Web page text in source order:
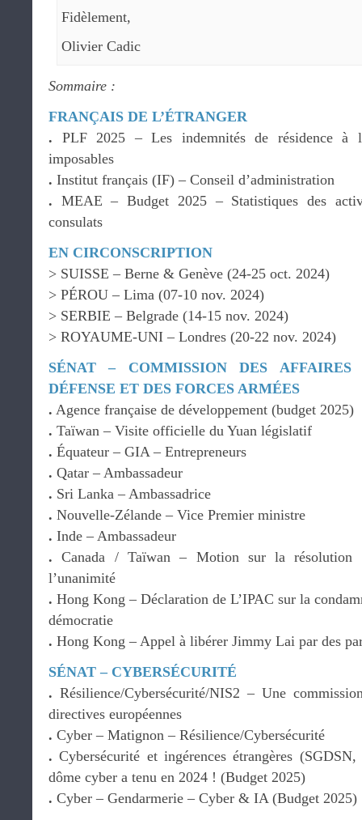
Fidèlement,
Olivier Cadic
Sommaire :
FRANÇAIS DE L’ÉTRANGER
. PLF 2025 – Les indemnités de résidence à
imposables
. Institut français (IF) – Conseil d’administration
. MEAE – Budget 2025 – Statistiques des
consulats
EN CIRCONSCRIPTION
> SUISSE – Berne & Genève (24-25 oct. 2024)
> PÉROU – Lima (07-10 nov. 2024)
> SERBIE – Belgrade (14-15 nov. 2024)
> ROYAUME-UNI – Londres (20-22 nov. 2024)
SÉNAT – COMMISSION DES
DÉFENSE ET DES FORCES ARMÉES
. Agence française de développement (budget 2025)
. Taïwan – Visite officielle du Yuan législatif
. Équateur – GIA – Entrepreneurs
. Qatar – Ambassadeur
. Sri Lanka – Ambassadrice
. Nouvelle-Zélande – Vice Premier ministre
. Inde – Ambassadeur
. Canada / Taïwan – Motion sur la résolution
l’unanimité
. Hong Kong – Déclaration de L’IPAC sur la
démocratie
. Hong Kong – Appel à libérer Jimmy Lai par des
SÉNAT – CYBERSÉCURITÉ
. Résilience/Cybersécurité/NIS2 – Une
directives européennes
. Cyber – Matignon – Résilience/Cybersécurité
. Cybersécurité et ingérences étrangères
dôme cyber a tenu en 2024 ! (Budget 2025)
. Cyber – Gendarmerie – Cyber & IA (Budget 2025)